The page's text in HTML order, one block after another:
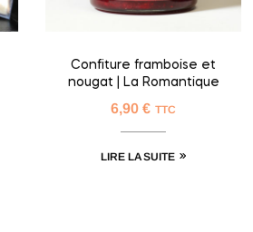
Confiture framboise et
nougat | La Romantique
6,90 € TTC
LIRE LA SUITE